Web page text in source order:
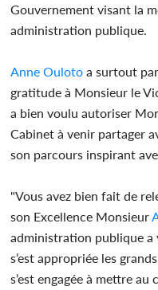
Gouvernement visant la
administration publique.
Anne Ouloto a surtout
gratitude à Monsieur le
a bien voulu autoriser
Cabinet à venir partager
son parcours inspirant
"Vous avez bien fait de
son Excellence Monsieur
administration publique a
s’est appropriée les
s’est engagée à mettre